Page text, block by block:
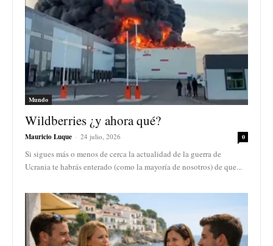
Mundo
Wildberries ¿y ahora qué?
Mauricio Luque - 24 julio, 2026 0
Si sigues más o menos de cerca la actualidad de la guerra de
Ucrania te habrás enterado (como la mayoría de nosotros) de que...